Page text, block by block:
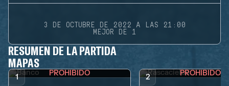
3 DE OCTUBRE DE 2022 A LAS 21:00
MEJOR DE 1
RESUMEN DE LA PARTIDA
MAPAS
1 PROHIBIDO 2 PROHIBIDO